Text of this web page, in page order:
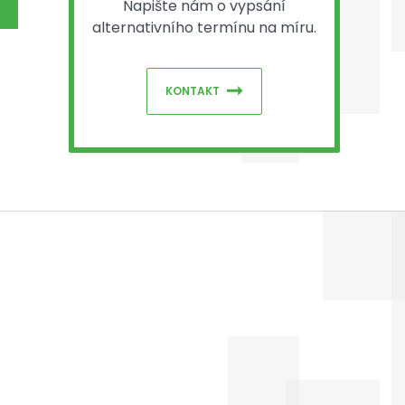
Napište nám o vypsání
alternativního termínu na míru.
KONTAKT